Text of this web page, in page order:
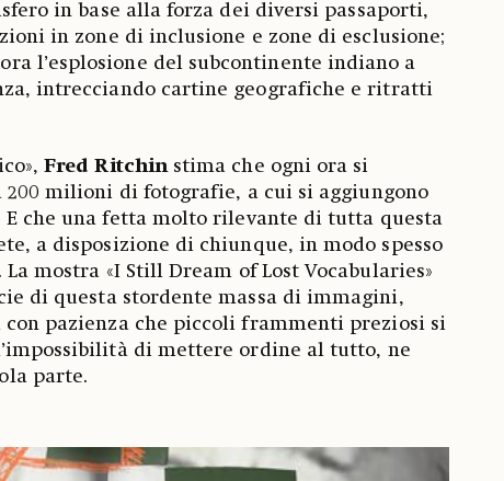
in base alla forza dei diversi passaporti,
in zone di inclusione e zone di esclusione;
l’esplosione del subcontinente indiano a
intrecciando cartine geografiche e ritratti
Fred Ritchinstima che ogni ora si
200 milioni di fotografie, a cui si aggiungono
E che una fetta molto rilevante di tutta questa
a disposizione di chiunque, in modo spesso
mostra «I Still Dream of Lost Vocabularies»
di questa stordente massa di immagini,
con pazienza che piccoli frammenti preziosi si
di mettere ordine al tutto, ne
parte.